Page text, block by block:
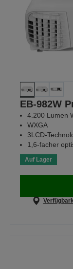
EB-982W
4.200 Lumen
WXGA
3LCD-
1,6-facher
Auf Lager